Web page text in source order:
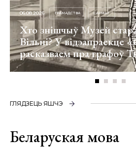
06.08.2026 ГРАМАДСТВА САРМАТ
Хто знішчыў Музей
Вільні? У відэапраекце
расказваем пра графоў
ГЛЯДЗЕЦЬ ЯШЧЭ
Беларуская мова